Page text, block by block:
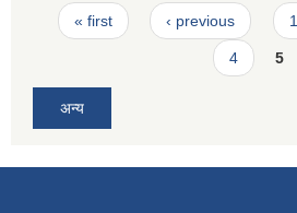
Pages
« first ‹ previous 1
4 5
अन्य